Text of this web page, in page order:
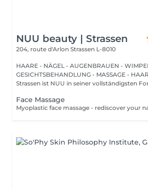
NUU beauty | Strassen
204, route d'Arlon Strassen L-8010
HAARE - NÄGEL - AUGENBRAUEN -
GESICHTSBEHANDLUNG - MASSAGE -
Strassen ist NUU in seiner vollständigsten
Face Massage